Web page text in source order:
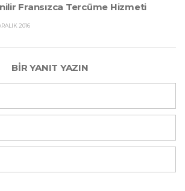
Fransızca Tercüme Hizmeti
2016
BIR YANIT YAZIN